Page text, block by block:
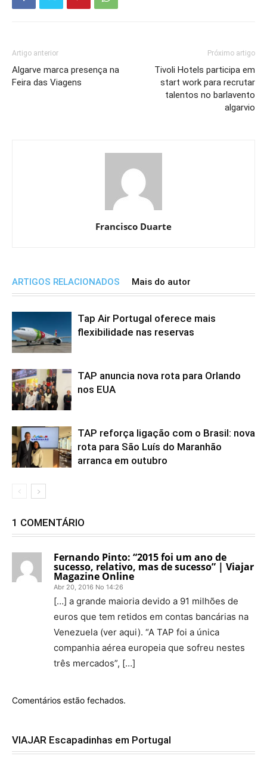
Artigo anterior
Algarve marca presença na
Feira das Viagens
Próximo artigo
Tivoli Hotels participa em
start work para recrutar
talentos no barlavento
algarvio
Francisco Duarte
ARTIGOS RELACIONADOS Mais do autor
Tap Air Portugal oferece mais
flexibilidade nas reservas
TAP anuncia nova rota para Orlando
nos EUA
TAP reforça ligação com o Brasil: nova
rota para São Luís do Maranhão
arranca em outubro
1 COMENTÁRIO
Fernando Pinto: “2015 foi um ano de
sucesso, relativo, mas de sucesso” | Viajar
Magazine Online
Abr 20, 2016 No 14:26
[…] a grande maioria devido a 91 milhões de
euros que tem retidos em contas bancárias na
Venezuela (ver aqui). “A TAP foi a única
companhia aérea europeia que sofreu nestes
três mercados”, […]
Comentários estão fechados.
VIAJAR Escapadinhas em Portugal